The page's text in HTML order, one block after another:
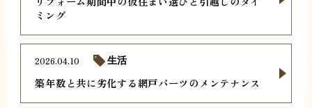
ミング
築年数と共に劣化する網戸パーツのメンテナンス
2026.04.10 生活